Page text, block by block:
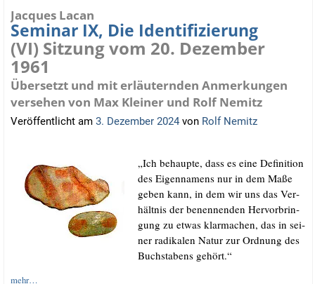
Jacques Lacan
Seminar IX, Die Identifizierung
(VI) Sitzung vom 20. Dezember
1961
Übersetzt und mit erläuternden Anmerkungen
versehen von Max Kleiner und Rolf Nemitz
Veröffentlicht am 3. Dezember 2024 von Rolf Nemitz
„Ich behaup­te, dass es eine Defi­ni­ti­on
des Eigen­na­mens nur in dem Maße
geben kann, in dem wir uns das Ver­
hält­nis der benen­nen­den Her­vor­brin­
gung zu etwas klar­ma­chen, das in sei­
ner radi­ka­len Natur zur Ord­nung des
Buch­sta­bens gehört.“
mehr…